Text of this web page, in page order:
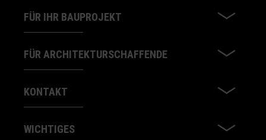
FÜR IHR BAUPROJEKT
FÜR ARCHITEKTURSCHAFFENDE
KONTAKT
WICHTIGES